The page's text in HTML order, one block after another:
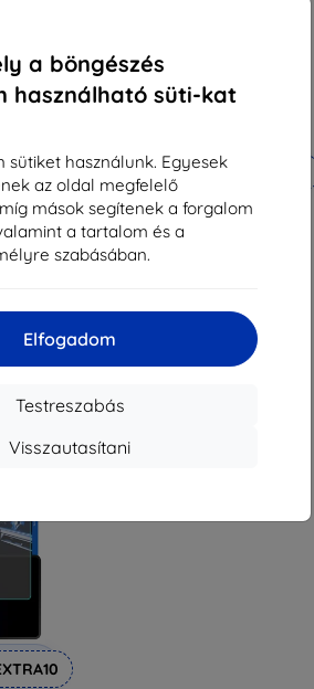
a böngészés
használható süti-kat
sütiket használunk. Egyesek
az oldal megfelelő
mások segítenek a forgalom
a tartalom és a
szabásában.
Elfogadom
Testreszabás
Visszautasítani
Ceed III
-10%
Kedvezmény
kuponnal
3mk TechWrap matt védőfólia a
Kia ProCeed 2022-25 középső
kijelzőjére
Raktáron > 5 darab